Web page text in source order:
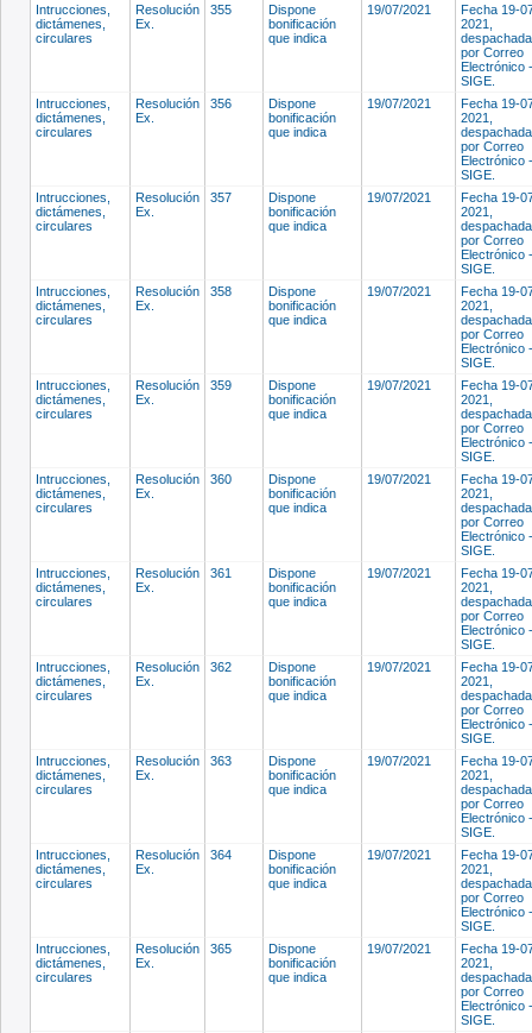
Intrucciones,
dictámenes,
circulares
Resolución
Ex.
355
Dispone
bonificación
que indica
19/07/2021
Fecha 19-
2021,
despachada
por Correo
Electrónico -
SIGE.
Intrucciones,
dictámenes,
circulares
Resolución
Ex.
356
Dispone
bonificación
que indica
19/07/2021
Fecha 19-
2021,
despachada
por Correo
Electrónico -
SIGE.
Intrucciones,
dictámenes,
circulares
Resolución
Ex.
357
Dispone
bonificación
que indica
19/07/2021
Fecha 19-
2021,
despachada
por Correo
Electrónico -
SIGE.
Intrucciones,
dictámenes,
circulares
Resolución
Ex.
358
Dispone
bonificación
que indica
19/07/2021
Fecha 19-
2021,
despachada
por Correo
Electrónico -
SIGE.
Intrucciones,
dictámenes,
circulares
Resolución
Ex.
359
Dispone
bonificación
que indica
19/07/2021
Fecha 19-
2021,
despachada
por Correo
Electrónico -
SIGE.
Intrucciones,
dictámenes,
circulares
Resolución
Ex.
360
Dispone
bonificación
que indica
19/07/2021
Fecha 19-
2021,
despachada
por Correo
Electrónico -
SIGE.
Intrucciones,
dictámenes,
circulares
Resolución
Ex.
361
Dispone
bonificación
que indica
19/07/2021
Fecha 19-
2021,
despachada
por Correo
Electrónico -
SIGE.
Intrucciones,
dictámenes,
circulares
Resolución
Ex.
362
Dispone
bonificación
que indica
19/07/2021
Fecha 19-
2021,
despachada
por Correo
Electrónico -
SIGE.
Intrucciones,
dictámenes,
circulares
Resolución
Ex.
363
Dispone
bonificación
que indica
19/07/2021
Fecha 19-
2021,
despachada
por Correo
Electrónico -
SIGE.
Intrucciones,
dictámenes,
circulares
Resolución
Ex.
364
Dispone
bonificación
que indica
19/07/2021
Fecha 19-
2021,
despachada
por Correo
Electrónico -
SIGE.
Intrucciones,
dictámenes,
circulares
Resolución
Ex.
365
Dispone
bonificación
que indica
19/07/2021
Fecha 19-
2021,
despachada
por Correo
Electrónico -
SIGE.